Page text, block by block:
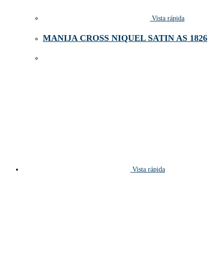
Vista rápida
MANIJA CROSS NIQUEL SATIN AS 1826
Vista rápida